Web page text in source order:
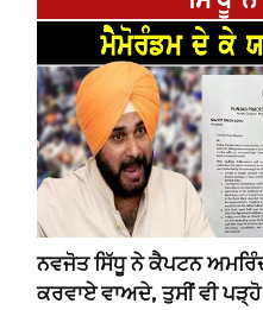
ਨਵਜੋਤ ਸਿੱਧੂ ਨੇ ਕੈਪਟਨ
ਕਰਵਾਏ ਵਾਅਦੇ, ਤੁਸੀਂ ਵੀ ਪੜ੍ਹੋ